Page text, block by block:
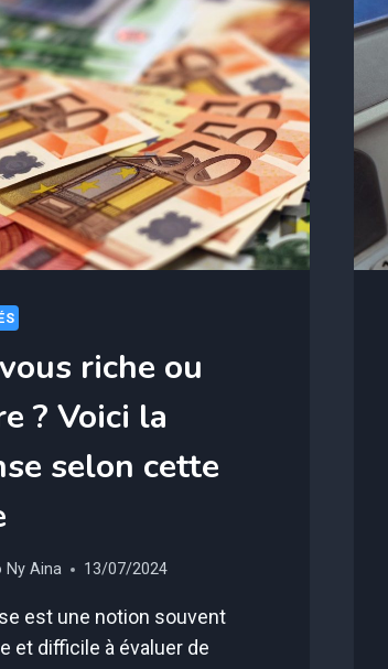
30%
SUR
LES
PÉAGES
D’AUTOROUTE
(ET
C’EST
TOTALEMENT
LÉGAL
!)
riche ou
? Voici la
selon cette
Ny Aina 13/07/2024
est une notion souvent
et difficile à évaluer de